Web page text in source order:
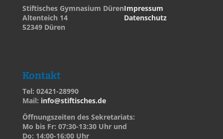
Stiftisches Gymnasium Düren
Altenteich 14
52349 Düren
Impressum
Datenschutz
Kontakt
Tel: 02421-28990
Mail: info@stiftisches.de
Öffnungszeiten des Sekretariats:
Mo bis Fr: 07:30-13:30 Uhr und
Do: 14:00-16:00 Uhr